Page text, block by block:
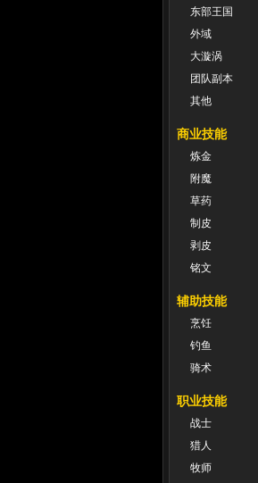
东部王国
外域
大漩涡
团队副本
其他
商业技能
炼金
附魔
草药
制皮
剥皮
铭文
辅助技能
烹饪
钓鱼
骑术
职业技能
战士
猎人
牧师